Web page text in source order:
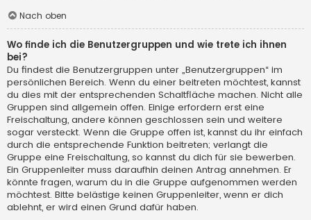
Nach oben
Wo finde ich die Benutzergruppen und wie trete ich ihnen
bei?
Du findest die Benutzergruppen unter „Benutzergruppen“ im
persönlichen Bereich. Wenn du einer beitreten möchtest, kannst
du dies mit der entsprechenden Schaltfläche machen. Nicht alle
Gruppen sind allgemein offen. Einige erfordern erst eine
Freischaltung, andere können geschlossen sein und weitere
sogar versteckt. Wenn die Gruppe offen ist, kannst du ihr einfach
durch die entsprechende Funktion beitreten; verlangt die
Gruppe eine Freischaltung, so kannst du dich für sie bewerben.
Ein Gruppenleiter muss daraufhin deinen Antrag annehmen. Er
könnte fragen, warum du in die Gruppe aufgenommen werden
möchtest. Bitte belästige keinen Gruppenleiter, wenn er dich
ablehnt, er wird einen Grund dafür haben.